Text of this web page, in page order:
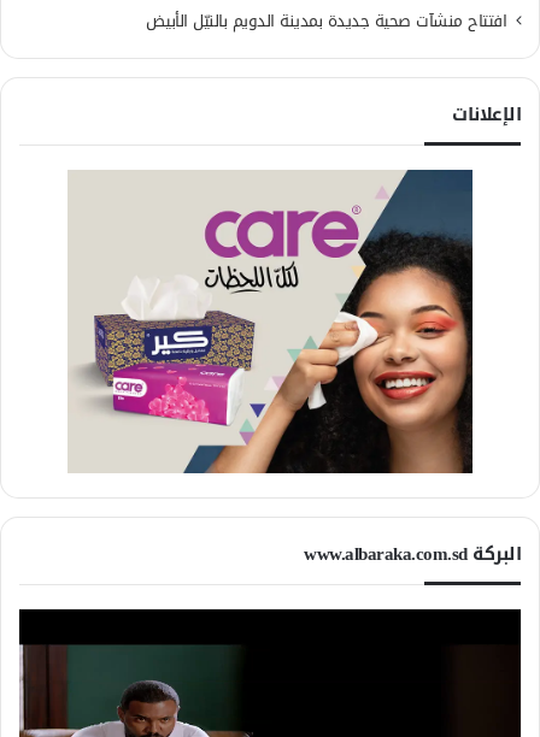
افتتاح منشآت صحية جديدة بمدينة الدويم بالنيّل الأبيض
الإعلانات
البركة www.albaraka.com.sd